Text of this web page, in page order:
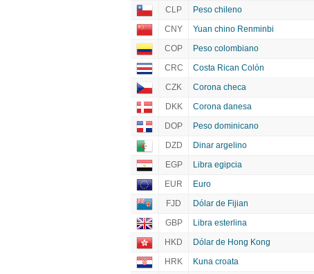
CLP
Peso chileno
CNY
Yuan chino Renminbi
COP
Peso colombiano
CRC
Costa Rican Colón
CZK
Corona checa
DKK
Corona danesa
DOP
Peso dominicano
DZD
Dinar argelino
EGP
Libra egipcia
EUR
Euro
FJD
Dólar de Fijian
GBP
Libra esterlina
HKD
Dólar de Hong Kong
HRK
Kuna croata